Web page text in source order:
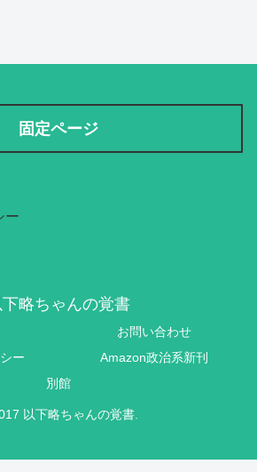
固定ページ
ー
下略ちゃんの覚書
お問い合わせ
ー
Amazon政治系新刊
別館
以下略ちゃんの覚書.